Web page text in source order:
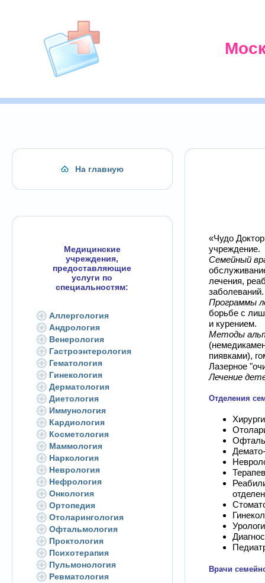
На главную
Медицинские
учреждения,
предоставляющие
услуги по
специальностям:
Аллергология
Андрология
Венерология
Гастроэнтерология
Гематология
Гинекология
Дерматология
Диетология
Иммунология
Кардиология
Косметология
Маммология
Наркология
Неврология
Нефрология
Онкология
Ортопедия
Отоларингология
Офтальмология
Проктология
Психотерапия
Пульмонология
Ревматология
«Чудо
учреждение.
Семейный
лечения,
заболеваний.
Программы
борьбе с
и курением.
Методы
пиявками),
Лазерное
Лечение
Отделения
Врачи